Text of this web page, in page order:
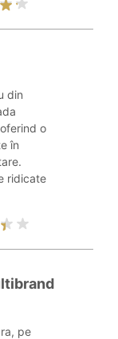
din
o
în
ridicate
pe